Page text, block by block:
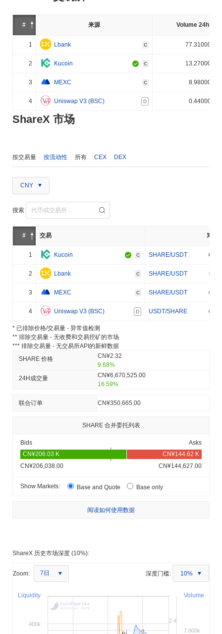
# 来源 Volume 24h (%)
1 Lbank C 77.310000%
2 Kucoin C 13.270000%
3 MEXC C 8.980000%
4 Uniswap V3 (BSC) D 0.440000%
ShareX 市场
按交易量 按流动性 所有 CEX DEX
CNY
搜索
# 交易 对
1 Kucoin C SHARE/USDT
2 Lbank C SHARE/USDT
3 MEXC C SHARE/USDT
4 Uniswap V3 (BSC) D USDT/SHARE
* 已排除价格/交易量 - 异常值检测
** 排除交易量 - 无收费和交易挖矿的市场
*** 排除交易量 - 无交易所API的新鲜数据
SHARE 价格
CN¥2.32
9.68%
24H成交量
CN¥6,670,525.00
16.59%
联合订单 CN¥350,665.00
SHARE 合并委托列表
Bids Asks
CN¥206,038.00 CN¥144,627.00
Show Markets: Base and Quote Base only
阅读如何使用数据
ShareX 历史市场深度 (10%):
Zoom: 7日 深度门槛: 10%
Volume
Liquidity
2.4
7 000k
400k